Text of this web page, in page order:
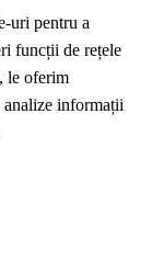
uri pentru a
funcții de rețele
le oferim
analize informații